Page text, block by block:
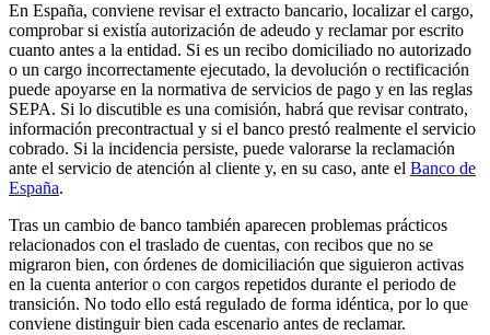
En España, conviene revisar el extracto bancario, localizar el cargo,
comprobar si existía autorización de adeudo y reclamar por escrito
cuanto antes a la entidad. Si es un recibo domiciliado no autorizado
o un cargo incorrectamente ejecutado, la devolución o rectificación
puede apoyarse en la normativa de servicios de pago y en las reglas
SEPA. Si lo discutible es una comisión, habrá que revisar contrato,
información precontractual y si el banco prestó realmente el servicio
cobrado. Si la incidencia persiste, puede valorarse la reclamación
ante el servicio de atención al cliente y, en su caso, ante el Banco de
España.
Tras un cambio de banco también aparecen problemas prácticos
relacionados con el traslado de cuentas, con recibos que no se
migraron bien, con órdenes de domiciliación que siguieron activas
en la cuenta anterior o con cargos repetidos durante el periodo de
transición. No todo ello está regulado de forma idéntica, por lo que
conviene distinguir bien cada escenario antes de reclamar.